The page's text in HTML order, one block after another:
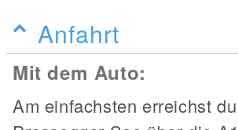
Anfahrt
Mit dem Auto:
Am einfachsten erreichst